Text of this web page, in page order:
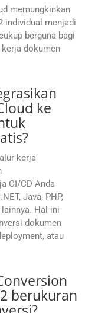
memungkinkan
individual menjadi
berguna bagi
kerja dokumen
ke
kerja
CI/CD Anda
Java, PHP,
lainnya. Hal ini
dokumen
atau
berukuran